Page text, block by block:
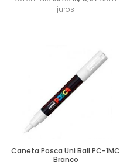
juros
Caneta Posca Uni Ball PC-1MC
Branco